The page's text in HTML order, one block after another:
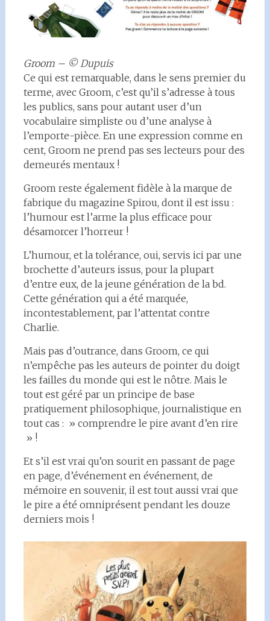
Groom – © Dupuis
Ce qui est remarquable, dans le sens premier du
terme, avec Groom, c’est qu’il s’adresse à tous
les publics, sans pour autant user d’un
vocabulaire simpliste ou d’une analyse à
l’emporte-pièce. En une expression comme en
cent, Groom ne prend pas ses lecteurs pour des
demeurés mentaux !
Groom reste également fidèle à la marque de
fabrique du magazine Spirou, dont il est issu :
l’humour est l’arme la plus efficace pour
désamorcer l’horreur !
L’humour, et la tolérance, oui, servis ici par une
brochette d’auteurs issus, pour la plupart
d’entre eux, de la jeune génération de la bd.
Cette génération qui a été marquée,
incontestablement, par l’attentat contre
Charlie.
Mais pas d’outrance, dans Groom, ce qui
n’empêche pas les auteurs de pointer du doigt
les failles du monde qui est le nôtre. Mais le
tout est géré par un principe de base
pratiquement philosophique, journalistique en
tout cas : » comprendre le pire avant d’en rire
» !
Et s’il est vrai qu’on sourit en passant de page
en page, d’événement en événement, de
mémoire en souvenir, il est tout aussi vrai que
le pire a été omniprésent pendant les douze
derniers mois !